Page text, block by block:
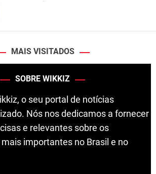
MAIS VISITADOS
SOBRE WIKKIZ
o seu portal de notícias
Nós nos dedicamos a fornecer
e relevantes sobre os
importantes no Brasil e no